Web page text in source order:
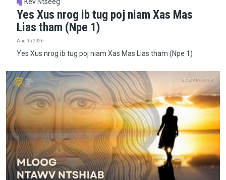
Kev Ntseeg
Yes Xus nrog ib tug poj niam Xas Mas
Lias tham (Npe 1)
Aug 05, 2026
Yes Xus nrog ib tug poj niam Xas Mas Lias tham (Npe 1)